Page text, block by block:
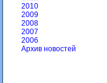
2010
2009
2008
2007
2006
Архив новостей